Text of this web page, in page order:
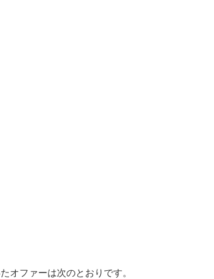
オファーは次のとおりです。